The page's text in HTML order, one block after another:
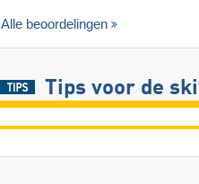
Alle beoordelingen
Tips voor de